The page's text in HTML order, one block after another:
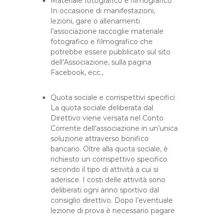
In occasione di manifestazioni,
lezioni, gare o allenamenti
l’associazione raccoglie materiale
fotografico e filmografico che
potrebbe essere pubblicato sul sito
dell’Associazione, sulla pagina
Facebook, ecc.,
Quota sociale e corrispettivi specifici
La quota sociale deliberata dal
Direttivo viene versata nel Conto
Corrente dell’associazione in un’unica
soluzione attraverso bonifico
bancario. Oltre alla quota sociale, è
richiesto un corrispettivo specifico
secondo il tipo di attività a cui si
aderisce. I costi delle attività sono
deliberati ogni anno sportivo dal
consiglio direttivo. Dopo l’eventuale
lezione di prova è necessario pagare